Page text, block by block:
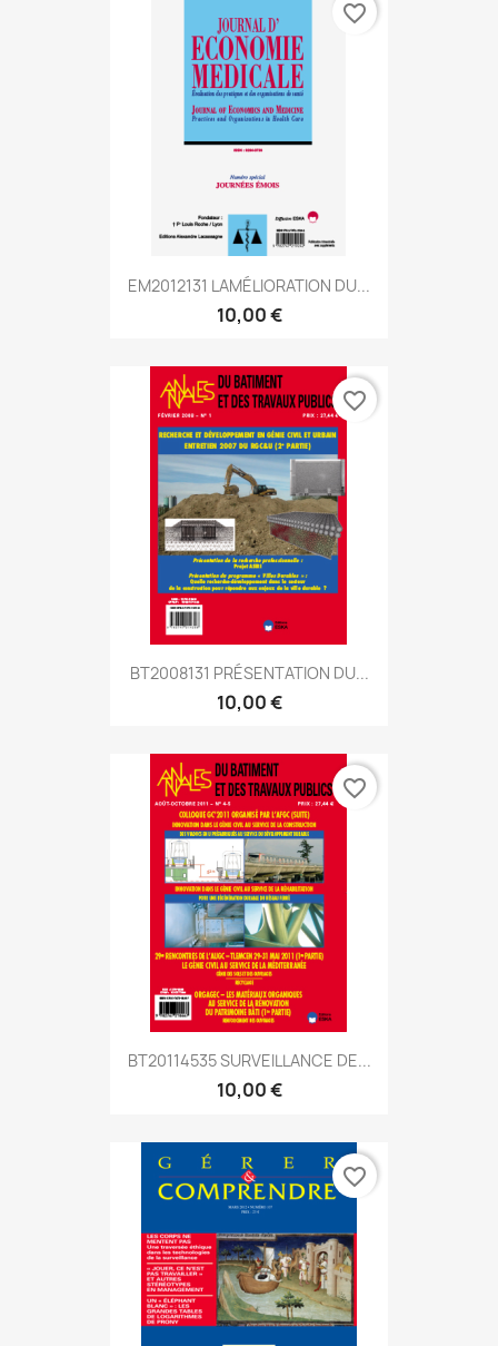
EM2012131 LAMÉLIORATION DU...
10,00 €
favorite_border
BT2008131 PRÉSENTATION DU...
10,00 €
favorite_border
BT20114535 SURVEILLANCE DE...
10,00 €
favorite_border
favorite_border